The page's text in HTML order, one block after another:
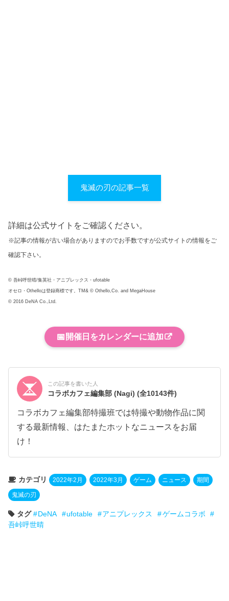
鬼滅の刃の記事一覧
詳細は公式サイトをご確認ください。
※記事の情報が古い場合がありますのでお手数ですが公式サイトの情報をご
確認下さい。
© 吾峠呼世晴/集英社・アニプレックス・ufotable
オセロ・Othelloは登録商標です。TM& © Othello,Co. and MegaHouse
© 2016 DeNA Co.,Ltd.
📅 開催日をカレンダーに追加
この記事を書いた人
コラボカフェ編集部 (Nagi)(全10143件)
コラボカフェ編集部特撮班では特撮や動物作品に関
する最新情報、はたまたホットなニュースをお届
け！
カテゴリ 2022年2月 2022年3月 ゲーム ニュース 期間
鬼滅の刃
タグ DeNA ufotable アニプレックス
ゲームコラボ
吾峠呼世晴